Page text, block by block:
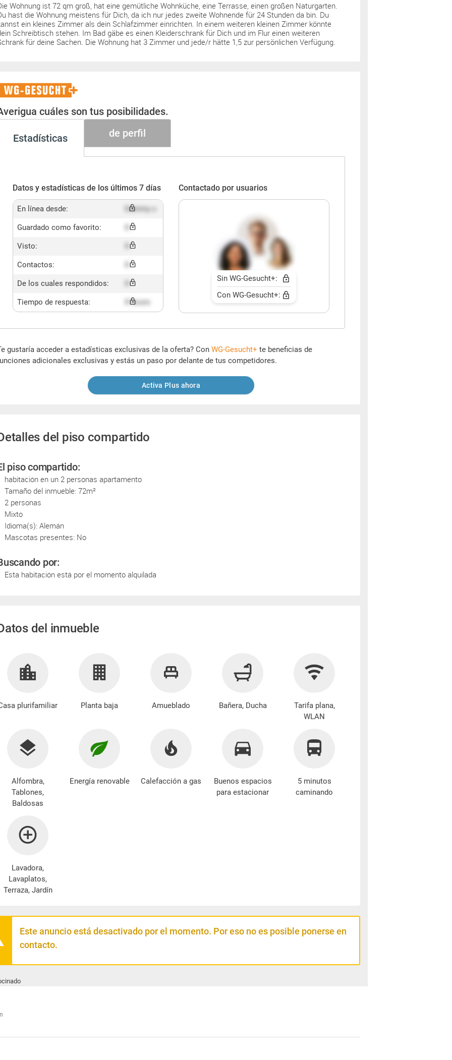
Wohnung ist 72 qm groß, hat eine gemütliche Wohnküche, eine Terrasse, einen großen Naturgarten.
hast die Wohnung meistens für Dich, da ich nur jedes zweite Wohnende für 24 Stunden da bin. Du
ein kleines Zimmer als dein Schlafzimmer einrichten. In einem weiteren kleinen Zimmer könnte
Schreibtisch stehen. Im Bad gäbe es einen Kleiderschrank für Dich und im Flur einen weiteren
für deine Sachen. Die Wohnung hat 3 Zimmer und jede/r hätte 1,5 zur persönlichen Verfügung.
cuáles son tus posibilidades.
Estadísticas de perfil
Datos y estadísticas de los últimos 7 días
En línea desde: Dummy x
Guardado como favorito:
Visto:
Contactos:
De los cuales respondidos:
Tiempo de respuesta: X hours
Contactado por usuarios
Sin WG-Gesucht+:
Con WG-Gesucht+:
gustaría acceder a estadísticas exclusivas de la oferta? Con WG-Gesucht+ te beneficias de
adicionales exclusivas y estás un paso por delante de tus competidores.
Activa Plus ahora
del piso compartido
piso compartido:
habitación en un 2 personas apartamento
Tamaño del inmueble: 72m²
2 personas
Mixto
Idioma(s): Alemán
Mascotas presentes: No
por:
Esta habitación está por el momento alquilada
del inmueble
plurifamiliar Planta baja Amueblado Bañera, Ducha
Tarifa plana,
WLAN
Alfombra,
Tablones,
Baldosas
Energía renovable Calefacción a gas
Buenos espacios
para estacionar
5 minutos
caminando
Lavadora,
Lavaplatos,
Terraza, Jardín
Este anuncio está desactivado por el momento. Por eso no es posible ponerse en
contacto.